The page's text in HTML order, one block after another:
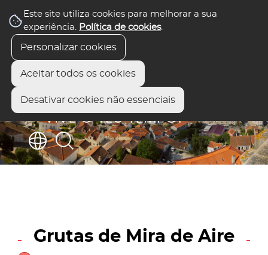
Este site utiliza cookies para melhorar a sua
experiência. Política de cookies.
Personalizar cookies
Aceitar todos os cookies
Desativar cookies não essenciais
Grutas de Mira de Aire